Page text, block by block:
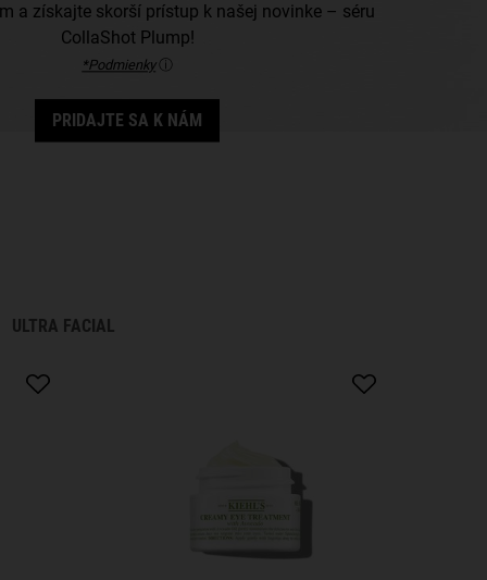
a získajte skorší prístup k našej novinke – séru
CollaShot Plump!
*Podmienkyⓘ
PRIDAJTE SA K NÁM
ULTRA FACIAL